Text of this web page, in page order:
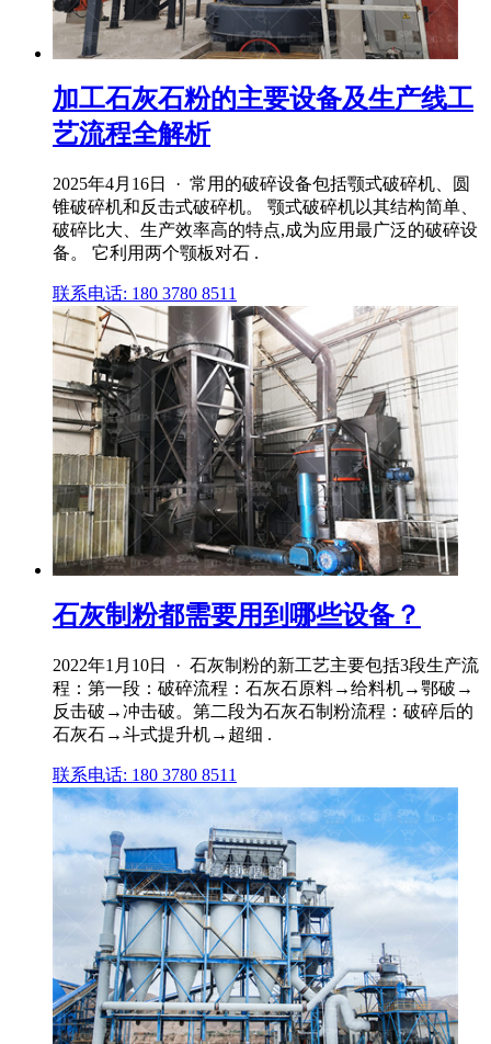
加工石灰石粉的主要设备及生产线工
艺流程全解析
2025年4月16日 · 常用的破碎设备包括颚式破碎机、圆
锥破碎机和反击式破碎机。 颚式破碎机以其结构简单、
破碎比大、生产效率高的特点,成为应用最广泛的破碎设
备。 它利用两个颚板对石 .
联系电话: 180 3780 8511
石灰制粉都需要用到哪些设备？
2022年1月10日 · 石灰制粉的新工艺主要包括3段生产流
程：第一段：破碎流程：石灰石原料→给料机→鄂破→
反击破→冲击破。第二段为石灰石制粉流程：破碎后的
石灰石→斗式提升机→超细 .
联系电话: 180 3780 8511